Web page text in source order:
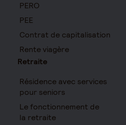
PERO
PEE
Contrat de capitalisation
Rente viagère
Retraite
Résidence avec services
pour seniors
Le fonctionnement de
la retraite